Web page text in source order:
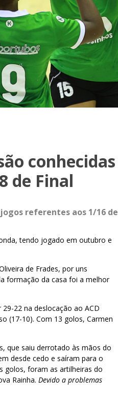
conhecidas
de Final
referentes aos 1/16 de
tendo jogado em outubro e
de Frades, por uns
formação da casa foi a melhor
22 na deslocação ao ACD
(17-10). Com 13 golos, Carmen
que saiu derrotado às mãos do
desde cedo e saíram para o
golos, foram as artilheiras do
Rainha.Devido a problemas